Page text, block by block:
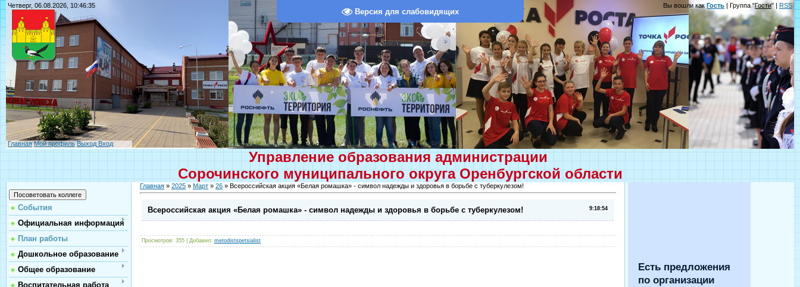
Версия для слабовидящих
Четверг, 06.08.2026, 10:46:35 Вы вошли какГость | Группа "Гости" | RSS
Главная Мой профиль Выход Вход
Управление образования администрации
Сорочинского муниципального округа Оренбургской области
События
Официальная информация
План работы
Дошкольное образование
Общее образование
Воспитательная работа
Главная » 2025 » Март » 26 » Всероссийская акция «Белая ромашка» - символ надежды и здоровья в борьбе с туберкулезом!
9:18:54
Всероссийская акция «Белая ромашка» - символ надежды и здоровья в борьбе с туберкулезом!
Просмотров: 355 | Добавил: metodistspetsialist
Есть предложения
по организации